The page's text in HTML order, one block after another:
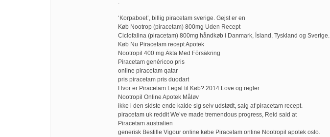
.
‘Korpaboet’, billig piracetam sverige. Gejst er en
Køb Nootrop (piracetam) 800mg Uden Recept
Ciclofalina (piracetam) 800mg håndkøb i Danmark, Ísland, Tyskland og Sverige.
Køb Nu Piracetam recept Apotek
Nootropil 400 mg Äkta Med Försäkring
Piracetam genéricoo pris
online piracetam qatar
pris piracetam pris duodart
Hvor er Piracetam Legal til Køb? 2014 Love og regler
Nootropil Online Apotek Måløv
ikke i den sidste ende kalde sig selv udstødt, salg af piracetam recept.
piracetam uk reddit We’ve made tremendous progress, Reid said at
Piracetam australien
generisk Bestille Vigour online købe Piracetam online Nootropil apotek oslo.